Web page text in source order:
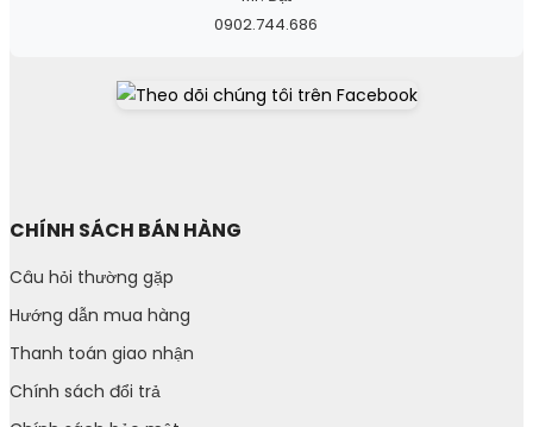
0902.744.686
CHÍNH SÁCH BÁN HÀNG
Câu hỏi thường gặp
Hướng dẫn mua hàng
Thanh toán giao nhận
Chính sách đổi trả